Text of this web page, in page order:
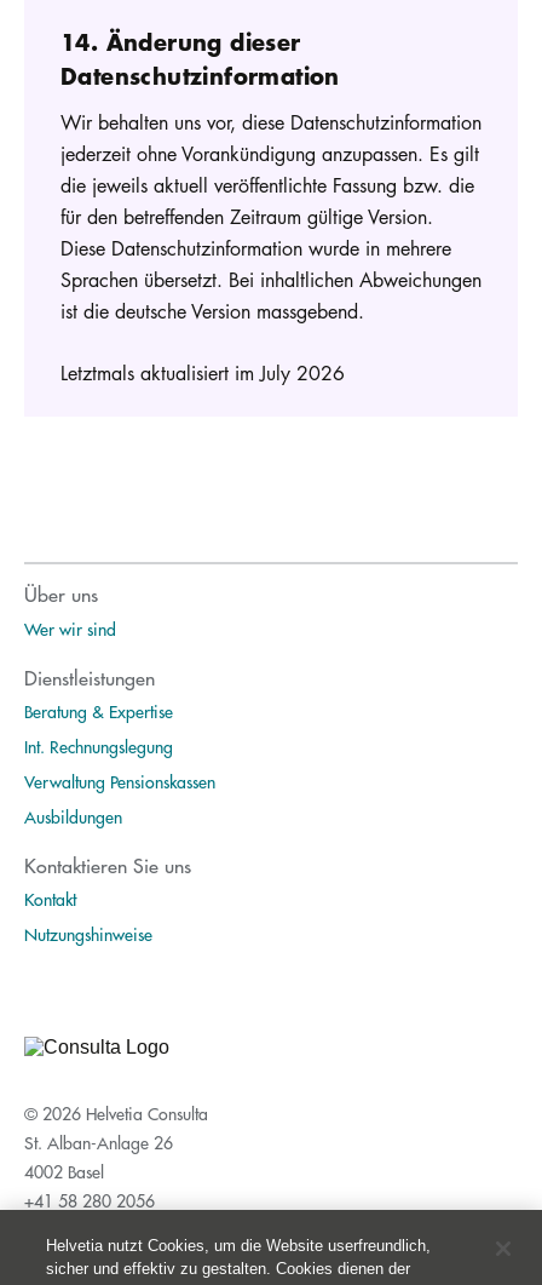
14. Änderung dieser
Datenschutzinformation
Wir behalten uns vor, diese Datenschutzinformation
jederzeit ohne Vorankündigung anzupassen. Es gilt
die jeweils aktuell veröffentlichte Fassung bzw. die
für den betreffenden Zeitraum gültige Version.
Diese Datenschutzinformation wurde in mehrere
Sprachen übersetzt. Bei inhaltlichen Abweichungen
ist die deutsche Version massgebend.
Letztmals aktualisiert im July 2026
Über uns
Wer wir sind
Dienstleistungen
Beratung & Expertise
Int. Rechnungslegung
Verwaltung Pensionskassen
Ausbildungen
Kontaktieren Sie uns
Kontakt
Nutzungshinweise
© 2026 Helvetia Consulta
St. Alban-Anlage 26
4002 Basel
+41 58 280 2056
Impressum
Rechtliche Hinweise
Helvetia nutzt Cookies, um die Website userfreundlich,
sicher und effektiv zu gestalten. Cookies dienen der